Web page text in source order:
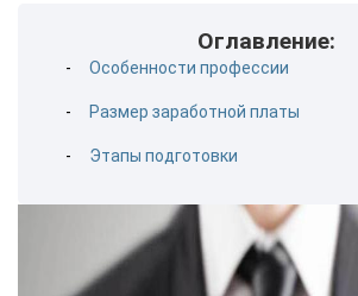
Оглавление:
Особенности профессии
Размер заработной платы
Этапы подготовки